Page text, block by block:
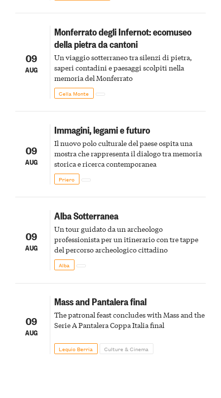
09
AUG
Monferrato degli Infernot: ecomuseo
della pietra da cantoni
Un viaggio sotterraneo tra silenzi di pietra,
saperi contadini e paesaggi scolpiti nella
memoria del Monferrato
Cella Monte
09
AUG
Immagini, legami e futuro
Il nuovo polo culturale del paese ospita una
mostra che rappresenta il dialogo tra memoria
storica e ricerca contemporanea
Priero
09
AUG
Alba Sotterranea
Un tour guidato da un archeologo
professionista per un itinerario con tre tappe
del percorso archeologico cittadino
Alba
09
AUG
Mass and Pantalera final
The patronal feast concludes with Mass and the
Serie A Pantalera Coppa Italia final
Lequio Berria Culture & Cinema